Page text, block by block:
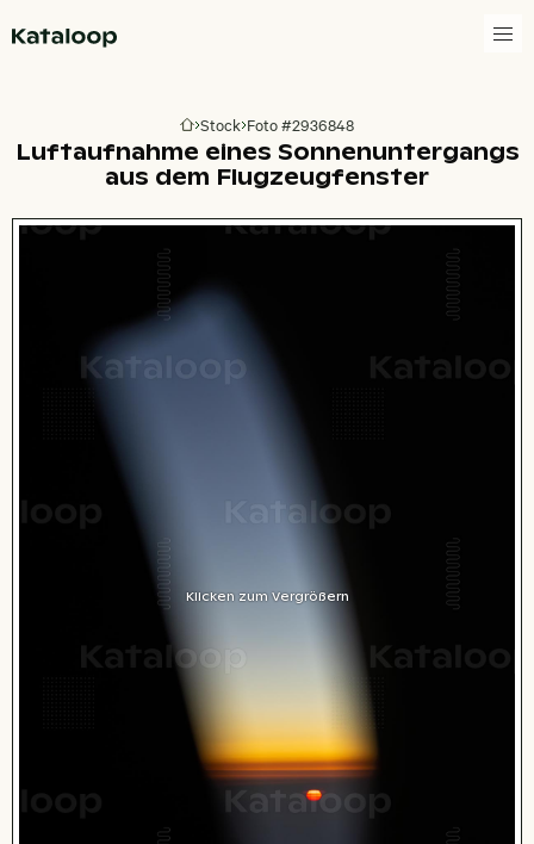
Zur Homepage
Stock Foto #2936848
Luftaufnahme eines Sonnenuntergangs
aus dem Flugzeugfenster
Klicken zum Vergrößern